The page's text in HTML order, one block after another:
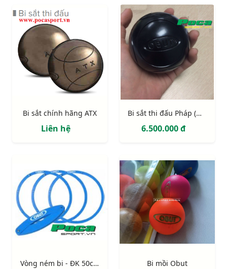
Bi sắt chính hãng ATX
Liên hệ
Bi sắt thi đấu Pháp (màu đen)
6.500.000 đ
Vòng ném bi - ĐK 50cm Bi mồi Obut